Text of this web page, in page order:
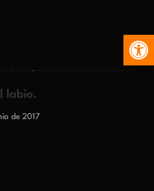
labio.
de 2017